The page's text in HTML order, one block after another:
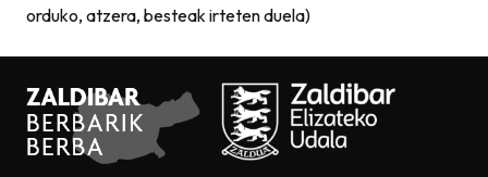
orduko, atzera, besteak irteten duela)